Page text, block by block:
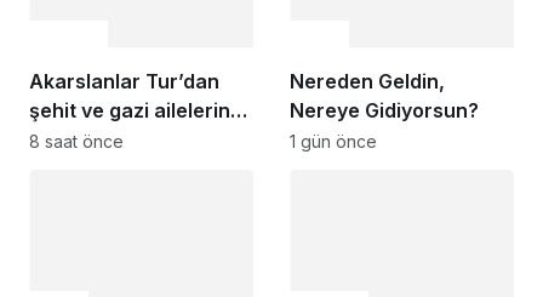
Akarslanlar Tur’dan
şehit ve gazi ailelerine
anlamlı destek
8 saat önce
Nereden Geldin,
Nereye Gidiyorsun?
1 gün önce